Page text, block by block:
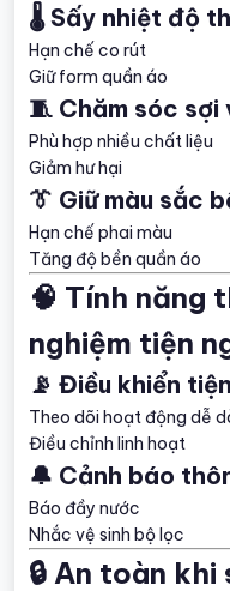
🌡️ Sấy nhiệt độ
Hạn chế co rút
Giữ form quần áo
🧵 Chăm sóc sợi
Phù hợp nhiều chất liệu
Giảm hư hại
👔 Giữ màu sắc
Hạn chế phai màu
Tăng độ bền quần áo
🧠 Tính năng
nghiệm tiện
📡 Điều khiển
Theo dõi hoạt động dễ
Điều chỉnh linh hoạt
🔔 Cảnh báo
Báo đầy nước
Nhắc vệ sinh bộ lọc
🔒 An toàn khi